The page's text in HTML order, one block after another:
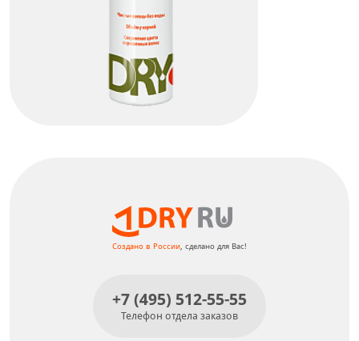
Создано в России , сделано для Вас!
+7 (495) 512-55-55
Телефон отдела заказов